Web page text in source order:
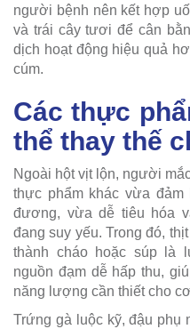
người bệnh nên kết hợp
và trái cây tươi để cân
dịch hoạt động hiệu quả
cúm.
Các thực
thể thay thế
Ngoài hột vịt lộn, người
thực phẩm khác vừa
đương, vừa dễ tiêu hóa
đang suy yếu. Trong đó,
thành cháo hoặc súp là
nguồn đạm dễ hấp thu,
năng lượng cần thiết cho
Trứng gà luộc kỹ, đậu phụ